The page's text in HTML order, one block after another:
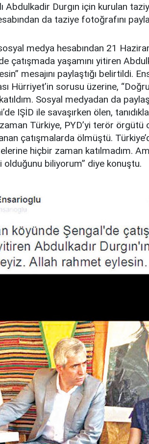
Abdulkadir Durgın için kurulan
da taziye fotoğrafını
medya hesabından 21
çatışmada yaşamını yitiren
mesajını paylaştığı belirtildi.
Hürriyet’in sorusu üzerine,
Sosyal medyadan da
IŞİD ile savaşırken ölen,
Türkiye, PYD’yi terör
çatışmalarda ölmüştü.
hiçbir zaman katılmadım.
olduğunu biliyorum” diye konuştu.